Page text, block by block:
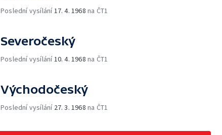
Poslední vysílání 17. 4. 1968 na ČT1
Severočeský
Poslední vysílání 10. 4. 1968 na ČT1
Východočeský
Poslední vysílání 27. 3. 1968 na ČT1